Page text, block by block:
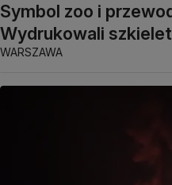
Symbol zoo i
Wydrukowali
WARSZAWA